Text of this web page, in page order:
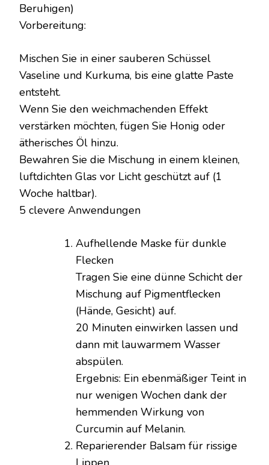
Beruhigen)
Vorbereitung:
Mischen Sie in einer sauberen Schüssel
Vaseline und Kurkuma, bis eine glatte Paste
entsteht.
Wenn Sie den weichmachenden Effekt
verstärken möchten, fügen Sie Honig oder
ätherisches Öl hinzu.
Bewahren Sie die Mischung in einem kleinen,
luftdichten Glas vor Licht geschützt auf (1
Woche haltbar).
5 clevere Anwendungen
Aufhellende Maske für dunkle
Flecken
Tragen Sie eine dünne Schicht der
Mischung auf Pigmentflecken
(Hände, Gesicht) auf.
20 Minuten einwirken lassen und
dann mit lauwarmem Wasser
abspülen.
Ergebnis: Ein ebenmäßiger Teint in
nur wenigen Wochen dank der
hemmenden Wirkung von
Curcumin auf Melanin.
Reparierender Balsam für rissige